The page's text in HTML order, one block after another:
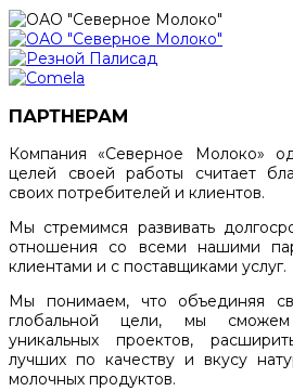
ПАРТНЕРАМ
Компания «Северное Молоко»
целей своей работы считает
своих потребителей и клиентов.
Мы стремимся развивать
отношения со всеми нашими
клиентами и с поставщиками услуг.
Мы понимаем, что объединяя
глобальной цели, мы сможем
уникальных проектов,
лучших по качеству и вкусу
молочных продуктов.